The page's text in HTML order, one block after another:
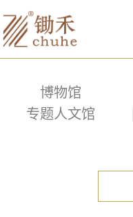
博物馆
专题人文馆